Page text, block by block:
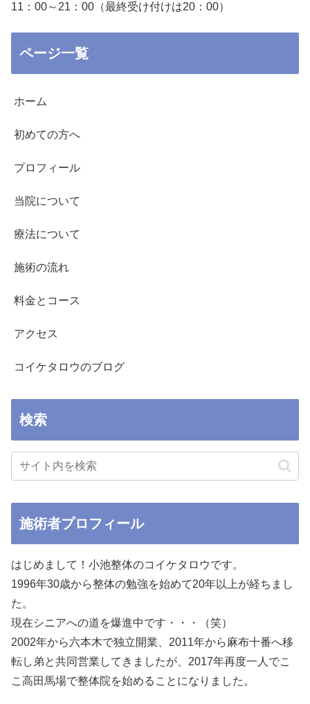
11：00～21：00（最終受け付けは20：00）
ページ一覧
ホーム
初めての方へ
プロフィール
当院について
療法について
施術の流れ
料金とコース
アクセス
コイケタロウのブログ
検索
施術者プロフィール
はじめまして！小池整体のコイケタロウです。
1996年30歳から整体の勉強を始めて20年以上が経ちまし
た。
現在シニアへの道を爆進中です・・・（笑）
2002年から六本木で独立開業、2011年から麻布十番へ移
転し弟と共同営業してきましたが、2017年再度一人でこ
こ高田馬場で整体院を始めることになりました。